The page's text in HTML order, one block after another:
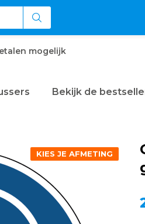
mogelijk
Bekijk de
KIES JE AFMETING